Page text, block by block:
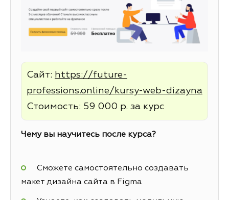
Сайт: https://future-
professions.online/kursy-web-dizayna
Стоимость: 59 000 р. за курс
Чему вы научитесь после курса?
Сможете самостоятельно создавать
макет дизайна сайта в Figma